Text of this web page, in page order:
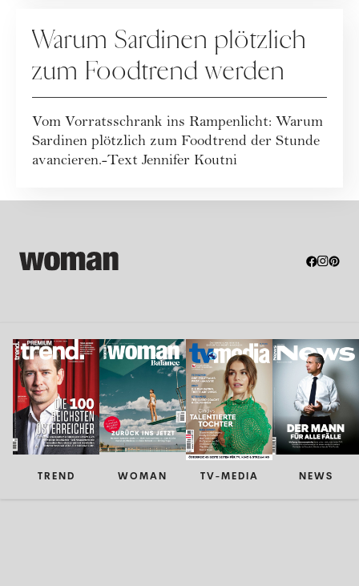
Warum Sardinen plötzlich
zum Foodtrend werden
Vom Vorratsschrank ins Rampenlicht: Warum
Sardinen plötzlich zum Foodtrend der Stunde
avancieren.-Text Jennifer Koutni
TREND WOMAN TV-MEDIA NEWS